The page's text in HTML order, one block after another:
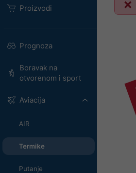
Proizvodi
Prognoza
Boravak na
otvorenom i sport
Aviacija
AIR
Termike
Putanje